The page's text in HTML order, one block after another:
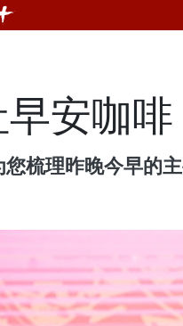
安咖啡
梳理昨晚今早的